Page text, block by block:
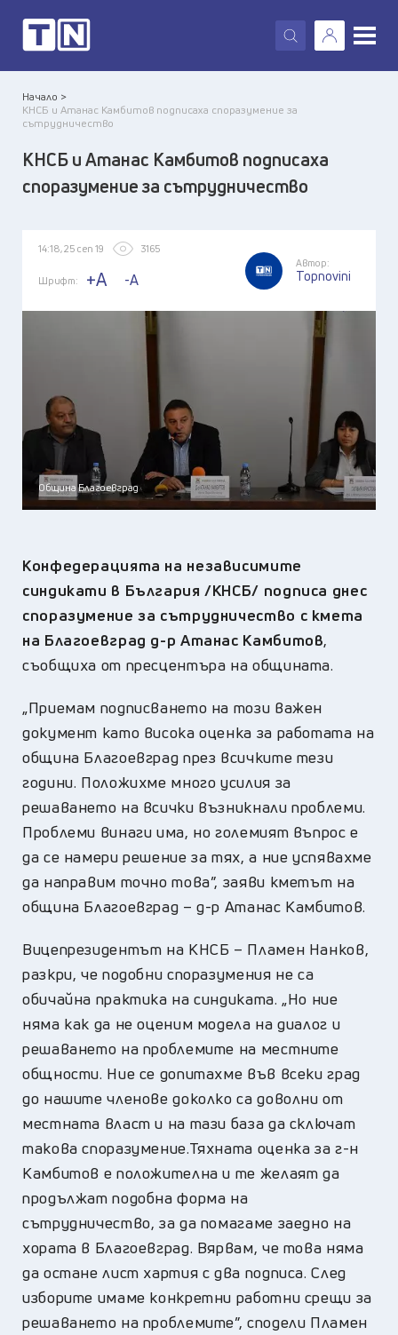
X
Начало >
КНСБ и Атанас Камбитов подписаха споразумение за
сътрудничество
КНСБ и Атанас Камбитов подписаха
споразумение за сътрудничество
14:18, 25 сеп 19 3165
Шрифт: +A -A
Автор:
Topnovini
Община Благоевград
Конфедерацията на независимите
синдикати в България /КНСБ/ подписа днес
споразумение за сътрудничество с кмета
на Благоевград д-р Атанас Камбитов,
съобщиха от пресцентъра на общината.
„Приемам подписването на този важен
документ като висока оценка за работата на
община Благоевград през всичките тези
години. Положихме много усилия за
решаването на всички възникнали проблеми.
Проблеми винаги има, но големият въпрос е
да се намери решение за тях, а ние успявахме
да направим точно това”, заяви кметът на
община Благоевград – д-р Атанас Камбитов.
Вицепрезидентът на КНСБ – Пламен Нанков,
разкри, че подобни споразумения не са
обичайна практика на синдиката. „Но ние
няма как да не оценим модела на диалог и
решаването на проблемите на местните
общности. Ние се допитахме във всеки град
до нашите членове доколко са доволни от
местната власт и на тази база да сключат
такова споразумение.Тяхната оценка за г-н
Камбитов е положителна и те желаят да
продължат подобна форма на
сътрудничество, за да помагаме заедно на
хората в Благоевград. Вярвам, че това няма
да остане лист хартия с два подписа. След
изборите имаме конкретни работни срещи за
решаването на проблемите”, сподели Пламен